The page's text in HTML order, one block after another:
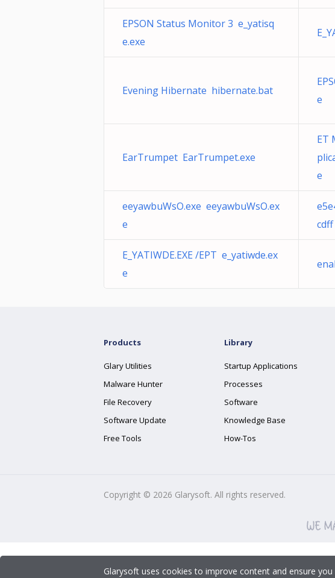
EPSON Status Monitor 3 e_yatisq
e.exe
Evening Hibernate hibernate.bat
e
EarTrumpet EarTrumpet.exe
ET
e
eeyawbuWsO.exe eeyawbuWsO.ex
e
E_YATIWDE.EXE /EPT e_yatiwde.ex
e
Products
Glary Utilities
Malware Hunter
File Recovery
Software Update
Free Tools
Library
Startup Applications
Processes
Software
Knowledge Base
How-Tos
Copyright © 2026 Glarysoft. All rights reserved.
Glarysoft uses cookies to improve content and ensure